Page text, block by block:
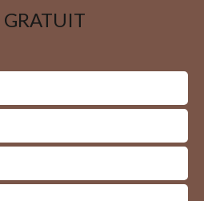
GRATUIT